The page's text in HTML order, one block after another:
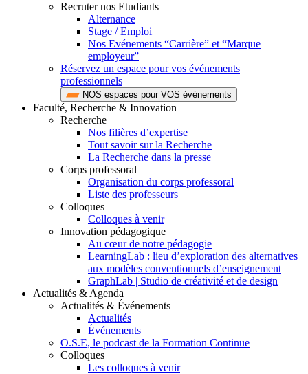
Recruter nos Etudiants
Alternance
Stage / Emploi
Nos Evénements “Carrière” et “Marque
employeur”
Réservez un espace pour vos événements
professionnels
NOS espaces pour VOS événements
Faculté, Recherche & Innovation
Recherche
Nos filières d’expertise
Tout savoir sur la Recherche
La Recherche dans la presse
Corps professoral
Organisation du corps professoral
Liste des professeurs
Colloques
Colloques à venir
Innovation pédagogique
Au cœur de notre pédagogie
LearningLab : lieu d’exploration des alternatives
aux modèles conventionnels d’enseignement
GraphLab | Studio de créativité et de design
Actualités & Agenda
Actualités & Événements
Actualités
Événements
O.S.E, le podcast de la Formation Continue
Colloques
Les colloques à venir